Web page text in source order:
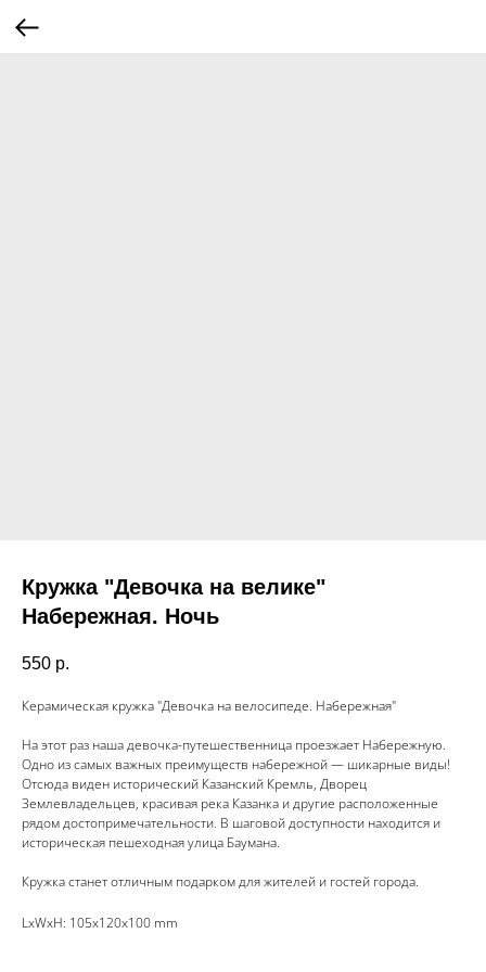
Кружка "Девочка на велике"
Набережная. Ночь
550 р.
Керамическая кружка "Девочка на велосипеде. Набережная"
На этот раз наша девочка-путешественница проезжает Набережную.
Одно из самых важных преимуществ набережной — шикарные виды!
Отсюда виден исторический Казанский Кремль, Дворец
Землевладельцев, красивая река Казанка и другие расположенные
рядом достопримечательности. В шаговой доступности находится и
историческая пешеходная улица Баумана.
Кружка станет отличным подарком для жителей и гостей города.
LxWxH: 105x120x100 mm